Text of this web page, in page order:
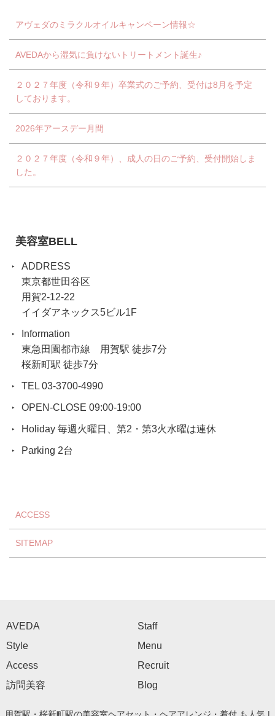
アヴェダのミラクルオイルキャンペーン情報☆
AVEDAから湿気に負けないトリートメント誕生♪
２０２７年度（令和９年）卒業式のご予約、受付は8月を予定
しております。
2026年アースデー月間
２０２７年度（令和９年）、成人の日のご予約、受付開始しま
した。
美容室BELL
ADDRESS
東京都世田谷区
用賀2-12-22
イイダアネックス5ビル1F
Information
東急田園都市線 用賀駅 徒歩7分
桜新町駅 徒歩7分
TEL 03-3700-4990
OPEN-CLOSE 09:00-19:00
Holiday 毎週火曜日、第2・第3火水曜は連休
Parking 2台
ACCESS
SITEMAP
AVEDA
Staff
Style
Menu
Access
Recruit
訪問美容
Blog